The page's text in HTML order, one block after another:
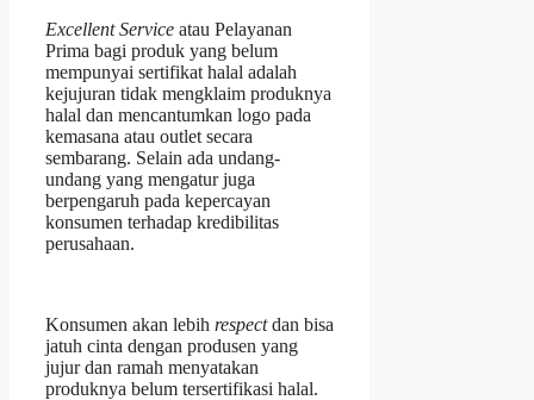
Excellent Service atau Pelayanan
Prima bagi produk yang belum
mempunyai sertifikat halal adalah
kejujuran tidak mengklaim produknya
halal dan mencantumkan logo pada
kemasana atau outlet secara
sembarang. Selain ada undang-
undang yang mengatur juga
berpengaruh pada kepercayan
konsumen terhadap kredibilitas
perusahaan.
Konsumen akan lebih respectdan bisa
jatuh cinta dengan produsen yang
jujur dan ramah menyatakan
produknya belum tersertifikasi halal.